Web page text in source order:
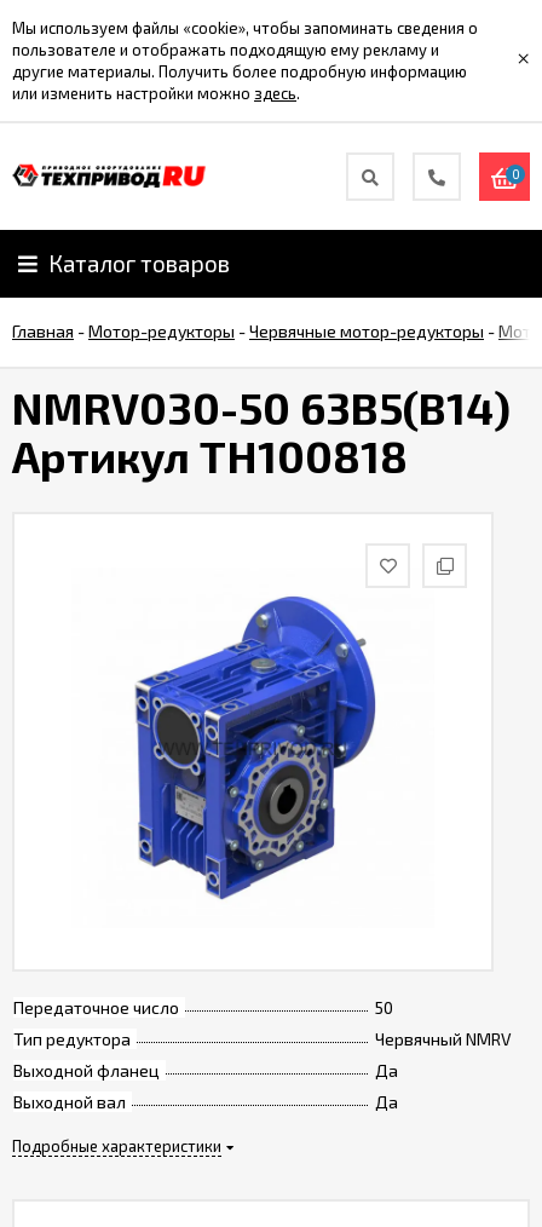
Мы используем файлы «cookie», чтобы запоминать сведения о
пользователе и отображать подходящую ему рекламу и
другие материалы. Получить более подробную информацию
или изменить настройки можно здесь.
×
0
Каталог товаров
Главная -Мотор-редукторы -Червячные мотор-редукторы -
NMRV030-50 63B5(B14)
Артикул TH100818
Передаточное число
50
Тип редуктора
Червячный NMRV
Выходной фланец
Да
Выходной вал
Да
Подробные характеристики